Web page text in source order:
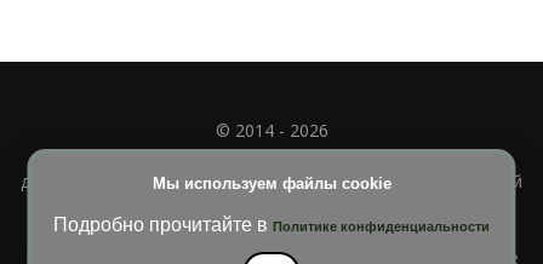
Мы используем файлы cookie
Подробно прочитайте в Политике конфиденциальности
© 2014 - 2026
Полное или частичное использование материала
допускается только при наличии активной и индексируемой
Blossom Diva | РазработанаТемы Blossom . На платформе